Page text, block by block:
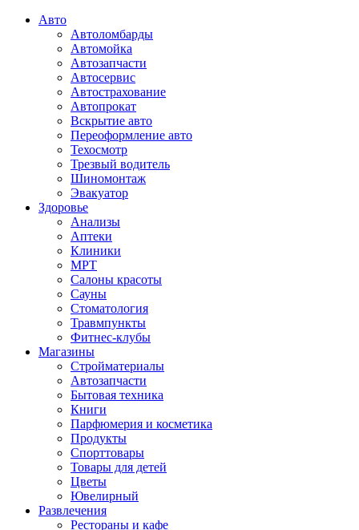
Авто
Автоломбарды
Автомойка
Автозапчасти
Автосервис
Автострахование
Автопрокат
Вскрытие авто
Переоформление авто
Техосмотр
Трезвый водитель
Шиномонтаж
Эвакуатор
Здоровье
Анализы
Аптеки
Клиники
МРТ
Салоны красоты
Сауны
Стоматология
Травмпункты
Фитнес-клубы
Магазины
Стройматериалы
Автозапчасти
Бытовая техника
Книги
Парфюмерия и косметика
Продукты
Спорттовары
Товары для детей
Цветы
Ювелирный
Развлечения
Рестораны и кафе